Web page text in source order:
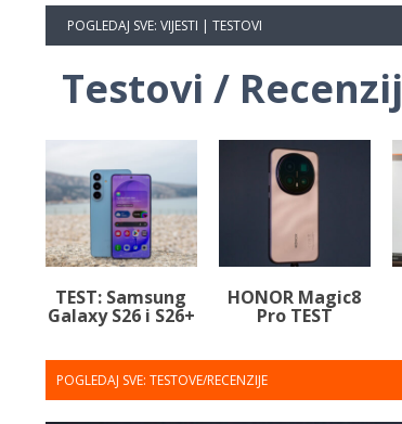
POGLEDAJ SVE: VIJESTI | TESTOVI
Testovi /
TEST: Samsung
Galaxy S26 i S26+
HONOR Magic8
Pro TEST
POGLEDAJ SVE: TESTOVE/RECENZIJE